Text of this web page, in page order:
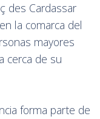
des Cardassar
la comarca del
mayores
cerca de su
forma parte de